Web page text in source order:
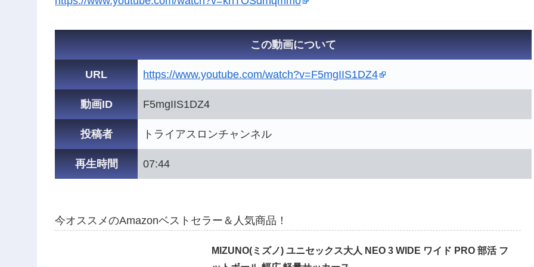
この動画について
URL https://www.youtube.com/watch?v=F5mgIIS1DZ4
動画ID F5mgIIS1DZ4
投稿者 トライアスロンチャンネル
再生時間 07:44
今オススメのAmazonベストセラー＆人気商品！
MIZUNO(ミズノ) ユニセックス大人 NEO 3 WIDE ワイド PRO 部活 フ